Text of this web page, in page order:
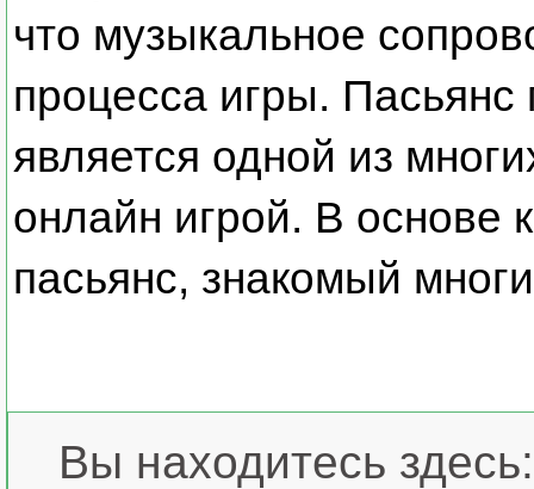
что музыкальное
процесса игры. Пасьянс
является одной из
онлайн игрой. В основе
пасьянс, знакомый
Вы находитесь